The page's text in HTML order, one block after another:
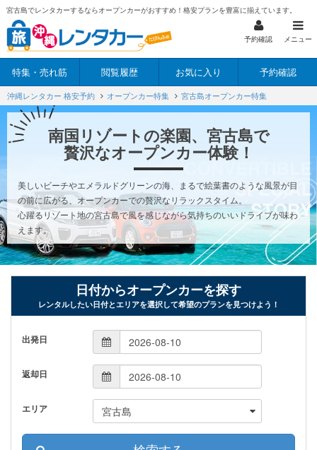
宮古島でレンタカーするならオープンカーがおすすめ！格安プランを豊富に揃えています。
予約確認 メニュー
特集・売れ筋 閲覧履歴 お気に入り 予約確認
沖縄レンタカー 格安予約 オープンカー特集 宮古島オープンカー特集
南国リゾートの楽園、宮古島で
贅沢なオープンカー体験！
美しいビーチやエメラルドグリーンの海、まるで絵葉書のような風景が目
の前に広がる、オープンカーでの贅沢なリラックスタイム。
心躍るリゾート地の宮古島で風を感じながら気持ちのいいドライブが味わ
えます。
日付からオープンカーを探す
レンタルしたい日付とエリアを選択して希望のプランを見つけよう！
出発日
返却日
エリア